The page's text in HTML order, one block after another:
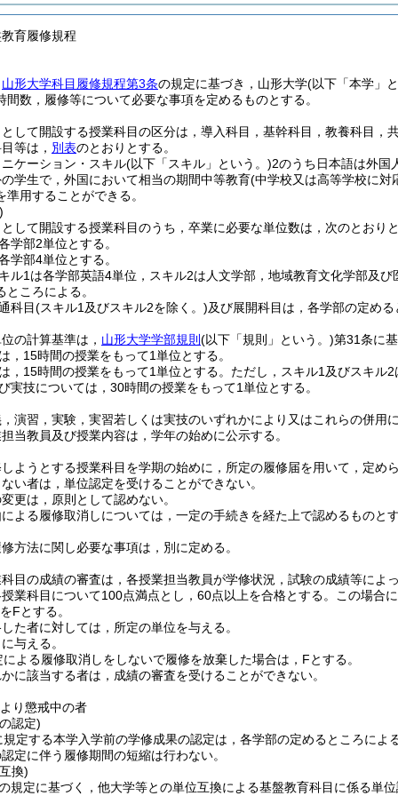
育履修規程
山形大学科目履修規程第3条の規定に基づき，山形大学(以下「本学」
間数，履修等について必要な事項を定めるものとする。
して開設する授業科目の区分は，導入科目，基幹科目，教養科目，
等は， 別表のとおりとする。
ケーション・スキル(以下「スキル」という。)2のうち日本語は外国
学生で，外国において相当の期間中等教育(中学校又は高等学校に対
準用することができる。
して開設する授業科目のうち，卒業に必要な単位数は，次のとおり
学部2単位とする。
学部4単位とする。
ル1は各学部英語4単位，スキル2は人文学部，地域教育文化学部及
ころによる。
科目(スキル1及びスキル2を除く。)及び展開科目は，各学部の定め
の計算基準は， 山形大学学部規則 (以下「規則」という。)第31条に
，15時間の授業をもって1単位とする。
，15時間の授業をもって1単位とする。 ただし，スキル1及びスキル
実技については，30時間の授業をもって1単位とする。
演習，実験，実習若しくは実技のいずれかにより又はこれらの併用
当教員及び授業内容は，学年の始めに公示する。
ようとする授業科目を学期の始めに，所定の履修届を用いて，定め
い者は，単位認定を受けることができない。
更は，原則として認めない。
よる履修取消しについては，一定の手続きを経た上で認めるものと
方法に関し必要な事項は，別に定める。
目の成績の審査は，各授業担当教員が学修状況，試験の成績等によ
業科目について100点満点とし，60点以上を合格とする。
この場合
Fとする。
た者に対しては，所定の単位を与える。
与える。
による履修取消しをしないで履修を放棄した場合は，Fとする。
に該当する者は，成績の審査を受けることができない。
り懲戒中の者
認定)
規定する本学入学前の学修成果の認定は，各学部の定めるところによ
定に伴う履修期間の短縮は行わない。
換)
規定に基づく，他大学等との単位互換による基盤教育科目に係る単